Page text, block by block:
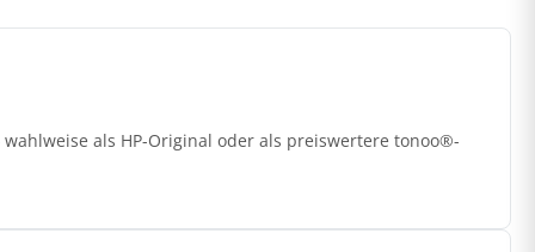
als HP-Original oder als preiswertere tonoo®-